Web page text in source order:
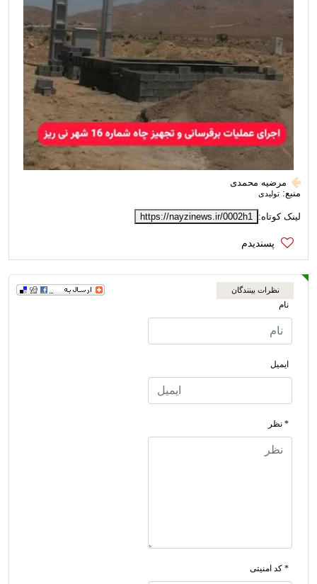
مرضیه محمدی
منبع: تولیدی
لینک کوتاه: https://nayzinews.ir/0002h1
نظرات بینندگان
نام
ایمیل
* نظر
* کد امنیتی